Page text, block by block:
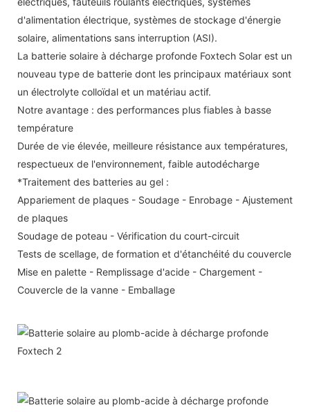
d'alimentation électrique, systèmes de stockage d'énergie
solaire, alimentations sans interruption (ASI).
La batterie solaire à décharge profonde Foxtech Solar est un
nouveau type de batterie dont les principaux matériaux sont
un électrolyte colloïdal et un matériau actif.
Notre avantage : des performances plus fiables à basse
température
Durée de vie élevée, meilleure résistance aux températures,
respectueux de l'environnement, faible autodécharge
*Traitement des batteries au gel :
Appariement de plaques - Soudage - Enrobage - Ajustement
de plaques
Soudage de poteau - Vérification du court-circuit
Tests de scellage, de formation et d'étanchéité du couvercle
Mise en palette - Remplissage d'acide - Chargement -
Couvercle de la vanne - Emballage